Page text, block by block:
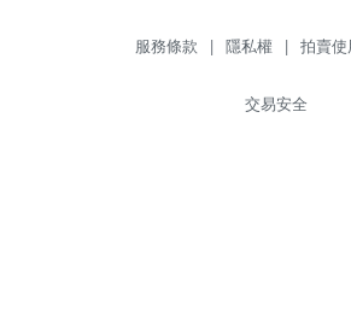
服務條款 | 隱私權 | 拍賣
交易安全